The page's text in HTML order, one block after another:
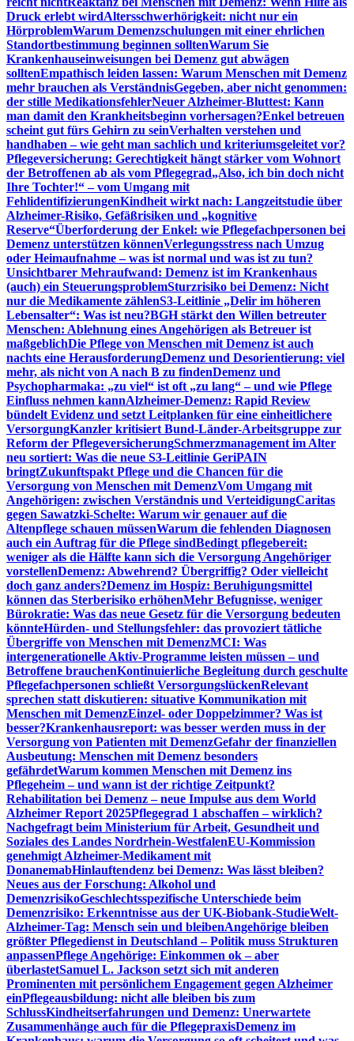
Druck erlebt wirdAltersschwerhörigkeit: nicht nur ein
HörproblemWarum Demenzschulungen mit einer ehrlichen
Standortbestimmung beginnen solltenWarum Sie
Krankenhauseinweisungen bei Demenz gut abwägen
solltenEmpathisch leiden lassen: Warum Menschen mit Demenz
mehr brauchen als VerständnisGegeben, aber nicht genommen:
der stille MedikationsfehlerNeuer Alzheimer-Bluttest: Kann
man damit den Krankheitsbeginn vorhersagen?Enkel betreuen
scheint gut fürs Gehirn zu seinVerhalten verstehen und
handhaben – wie geht man sachlich und kriteriumsgeleitet vor?
Pflegeversicherung: Gerechtigkeit hängt stärker vom Wohnort
der Betroffenen ab als vom Pflegegrad„Also, ich bin doch nicht
Ihre Tochter!“ – vom Umgang mit
FehlidentifizierungenKindheit wirkt nach: Langzeitstudie über
Alzheimer-Risiko, Gefäßrisiken und „kognitive
Reserve“Überforderung der Enkel: wie Pflegefachpersonen bei
Demenz unterstützen könnenVerlegungsstress nach Umzug
oder Heimaufnahme – was ist normal und was ist zu tun?
Unsichtbarer Mehraufwand: Demenz ist im Krankenhaus
(auch) ein SteuerungsproblemSturzrisiko bei Demenz: Nicht
nur die Medikamente zählenS3-Leitlinie „Delir im höheren
Lebensalter“: Was ist neu?BGH stärkt den Willen betreuter
Menschen: Ablehnung eines Angehörigen als Betreuer ist
maßgeblichDie Pflege von Menschen mit Demenz ist auch
nachts eine HerausforderungDemenz und Desorientierung: viel
mehr, als nicht von A nach B zu findenDemenz und
Psychopharmaka: „zu viel“ ist oft „zu lang“ – und wie Pflege
Einfluss nehmen kannAlzheimer-Demenz: Rapid Review
bündelt Evidenz und setzt Leitplanken für eine einheitlichere
VersorgungKanzler kritisiert Bund-Länder-Arbeitsgruppe zur
Reform der PflegeversicherungSchmerzmanagement im Alter
neu sortiert: Was die neue S3-Leitlinie GeriPAIN
bringtZukunftspakt Pflege und die Chancen für die
Versorgung von Menschen mit DemenzVom Umgang mit
Angehörigen: zwischen Verständnis und VerteidigungCaritas
gegen Sawatzki-Schelte: Warum wir genauer auf die
Altenpflege schauen müssenWarum die fehlenden Diagnosen
auch ein Auftrag für die Pflege sindBedingt pflegebereit:
weniger als die Hälfte kann sich die Versorgung Angehöriger
vorstellenDemenz: Abwehrend? Übergriffig? Oder vielleicht
doch ganz anders?Demenz im Hospiz: Beruhigungsmittel
können das Sterberisiko erhöhenMehr Befugnisse, weniger
Bürokratie: Was das neue Gesetz für die Versorgung bedeuten
könnteHürden- und Stellungsfehler: das provoziert tätliche
Übergriffe von Menschen mit DemenzMCI: Was
intergenerationelle Aktiv-Programme leisten müssen – und
Betroffene brauchenKontinuierliche Begleitung durch geschulte
Pflegefachpersonen schließt VersorgungslückenRelevant
sprechen statt diskutieren: situative Kommunikation mit
Menschen mit DemenzEinzel- oder Doppelzimmer? Was ist
besser?Krankenhausreport: was besser werden muss in der
Versorgung von Patienten mit DemenzGefahr der finanziellen
Ausbeutung: Menschen mit Demenz besonders
gefährdetWarum kommen Menschen mit Demenz ins
Pflegeheim – und wann ist der richtige Zeitpunkt?
Rehabilitation bei Demenz – neue Impulse aus dem World
Alzheimer Report 2025Pflegegrad 1 abschaffen – wirklich?
Nachgefragt beim Ministerium für Arbeit, Gesundheit und
Soziales des Landes Nordrhein-WestfalenEU-Kommission
genehmigt Alzheimer-Medikament mit
DonanemabHinlauftendenz bei Demenz: Was lässt bleiben?
Neues aus der Forschung: Alkohol und
DemenzrisikoGeschlechtsspezifische Unterschiede beim
Demenzrisiko: Erkenntnisse aus der UK-Biobank-StudieWelt-
Alzheimer-Tag: Mensch sein und bleibenAngehörige bleiben
größter Pflegedienst in Deutschland – Politik muss Strukturen
anpassenPflege Angehörige: Einkommen ok – aber
überlastetSamuel L. Jackson setzt sich mit anderen
Prominenten mit persönlichem Engagement gegen Alzheimer
einPflegeausbildung: nicht alle bleiben bis zum
SchlussKindheitserfahrungen und Demenz: Unerwartete
Zusammenhänge auch für die PflegepraxisDemenz im